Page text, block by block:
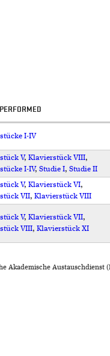
I-IV
V, Klavierstück VIII,
I-IV, Studie I, Studie II
V, Klavierstück VI,
VII, Klavierstück VIII
V, Klavierstück VII,
VIII, Klavierstück XI
Akademische Austauschdienst